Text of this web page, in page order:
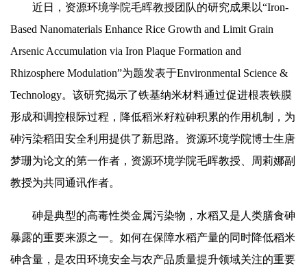
近日，资源环境学院毛晖教授团队的研究成果以“Iron-
Based Nanomaterials Enhance Rice Growth and Limit Grain
Arsenic Accumulation via Iron Plaque Formation and
Rhizosphere Modulation”为题发表于Environmental Science &
Technology。该研究揭示了铁基纳米材料通过促进根表铁膜
形成和调控根际过程，降低稻米籽粒砷积累的作用机制，为
砷污染稻田安全利用提供了新思路。资源环境学院博士生唐
梦珊为论文的第一作者，资源环境学院毛晖教授、周莉娜副
教授为共同通讯作者。
砷是典型的高毒性类金属污染物，水稻又是人类膳食砷
暴露的重要来源之一。如何在保障水稻产量的同时降低稻米
砷含量，是农田环境安全与农产品质量提升领域关注的重要